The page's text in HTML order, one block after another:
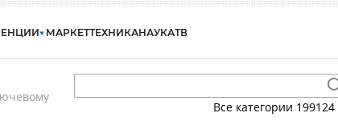
МАРКЕТТЕХНИКАНАУКАТВ
Все категории 199124